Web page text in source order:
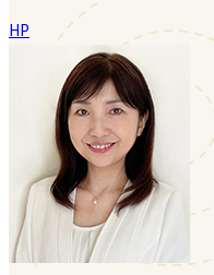
HP